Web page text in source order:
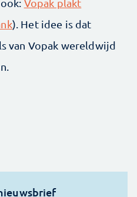
Vopak plakt
). Het idee is dat
van Vopak wereldwijd